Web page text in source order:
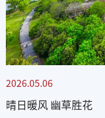
2026.05.06
晴日暖风 幽草胜花